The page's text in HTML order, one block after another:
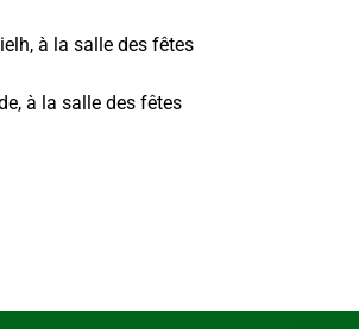
à la salle des fêtes
à la salle des fêtes